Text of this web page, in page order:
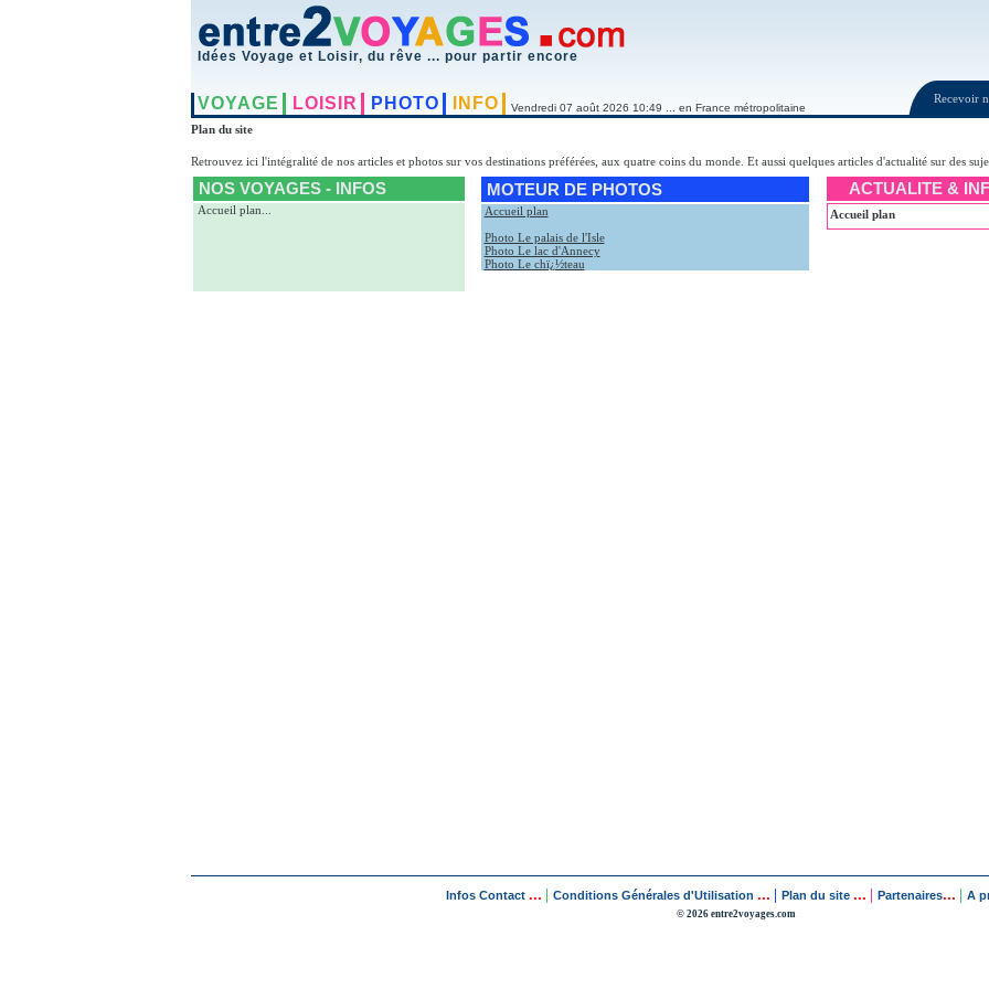
Idées Voyage et Loisir, du rêve ... pour partir encore
VOYAGE LOISIR PHOTO INFO Vendredi 07 août 2026 10:49 ... en France métropolitaine
Recevoir
Plan du site
Retrouvez ici l'intégralité de nos articles et photos sur vos destinations préférées, aux quatre coins du monde. Et aussi quelques articles d'actualité sur des
NOS VOYAGES - INFOS
Accueil plan
MOTEUR DE PHOTOS
Accueil plan
Photo Le palais de l'Isle
Photo Le lac d'Annecy
Photo Le chï¿½teau
ACTUALITE &
Accueil plan
Infos Contact ... Conditions Générales d'Utilisation ... Plan du site ... Partenaires... A
© 2026 entre2voyages.com